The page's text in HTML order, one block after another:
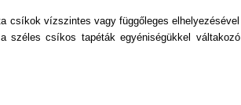
csíkok vízszintes vagy függőleges elhelyezésével
széles csíkos tapéták egyéniségükkel váltakozó